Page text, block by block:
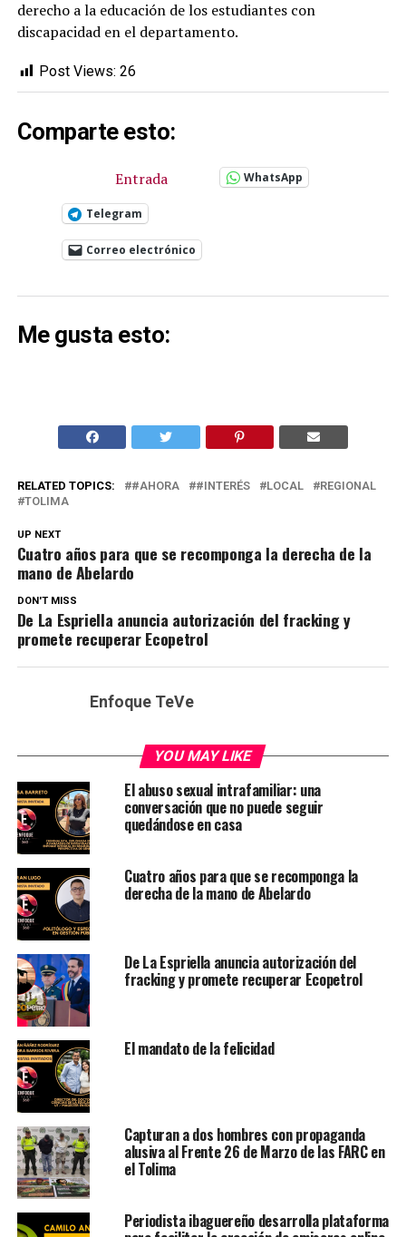
derecho a la educación de los estudiantes con
discapacidad en el departamento.
Post Views: 26
Comparte esto:
Entrada WhatsApp
Telegram
Correo electrónico
Me gusta esto:
RELATED TOPICS: #AHORA #INTERÉS LOCAL
REGIONAL
TOLIMA
UP NEXT
Cuatro años para que se recomponga la derecha de la
mano de Abelardo
DON'T MISS
De La Espriella anuncia autorización del fracking y
promete recuperar Ecopetrol
Enfoque TeVe
YOU MAY LIKE
El abuso sexual intrafamiliar: una
conversación que no puede seguir
quedándose en casa
Cuatro años para que se recomponga la
derecha de la mano de Abelardo
De La Espriella anuncia autorización del
fracking y promete recuperar Ecopetrol
El mandato de la felicidad
Capturan a dos hombres con propaganda
alusiva al Frente 26 de Marzo de las FARC en
el Tolima
Periodista ibaguereño desarrolla plataforma